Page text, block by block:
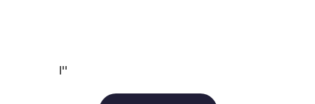
יין